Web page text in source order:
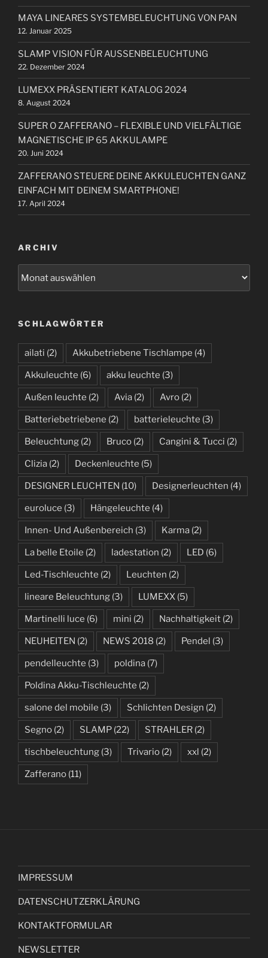
g
a
t
i
o
n
t
r
a
g
n
n
a
c
h
:
MAYA LINEARES SYSTEMBELEUCHTUNG VON PAN
12. Januar 2025
SLAMP VISION FÜR AUSSENBELEUCHTUNG
22. Dezember 2024
LUMEXX PRÄSENTIERT KATALOG 2024
8. August 2024
SUPER O ZAFFERANO – FLEXIBLE UND VIELFÄLTIGE
MAGNETISCHE IP 65 AKKULAMPE
20. Juni 2024
ZAFFERANO STEUERE DEINE AKKULEUCHTEN GANZ
EINFACH MIT DEINEM SMARTPHONE!
17. April 2024
ARCHIV
i
v
SCHLAGWÖRTER
ailati (2) Akkubetriebene Tischlampe (4)
Akkuleuchte (6) akku leuchte (3)
Außen leuchte (2) Avia (2) Avro (2)
Batteriebetriebene (2) batterieleuchte (3)
Beleuchtung (2) Bruco (2) Cangini & Tucci (2)
Clizia (2) Deckenleuchte (5)
DESIGNER LEUCHTEN (10) Designerleuchten (4)
euroluce (3) Hängeleuchte (4)
Innen- Und Außenbereich (3) Karma (2)
La belle Etoile (2) ladestation (2) LED (6)
Led-Tischleuchte (2) Leuchten (2)
lineare Beleuchtung (3) LUMEXX (5)
Martinelli luce (6) mini (2) Nachhaltigkeit (2)
NEUHEITEN (2) NEWS 2018 (2) Pendel (3)
pendelleuchte (3) poldina (7)
Poldina Akku-Tischleuchte (2)
salone del mobile (3) Schlichten Design (2)
Segno (2) SLAMP (22) STRAHLER (2)
tischbeleuchtung (3) Trivario (2) xxl (2)
Zafferano (11)
IMPRESSUM
DATENSCHUTZERKLÄRUNG
KONTAKTFORMULAR
NEWSLETTER